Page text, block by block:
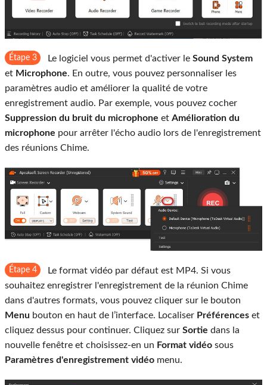
Étape 3 Le logiciel vous permet d'activer le Sound System
et Microphone. En outre, vous pouvez personnaliser les
paramètres audio et améliorer la qualité de votre
enregistrement audio. Par exemple, vous pouvez cocher
Suppression du bruit du microphone et Amélioration du
microphone pour arrêter l'écho audio lors de l'enregistrement
des réunions Chime.
Étape 4
Le format vidéo par défaut est MP4. Si vous
souhaitez enregistrer l'enregistrement de la réunion Chime
dans d'autres formats, vous pouvez cliquer sur le bouton
Menu bouton en haut de l’interface. Localiser Préférences et
cliquez dessus pour continuer. Cliquez sur Sortie dans la
nouvelle fenêtre et choisissez-en un Format vidéo sous
Paramètres d'enregistrement vidéo menu.